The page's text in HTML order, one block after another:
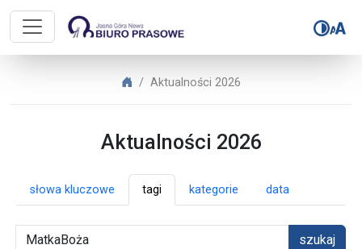
Biuro Prasowe Jasnej Góry –
Biuro Prasowe Jasnej Góry
Aktualności 2026
Aktualności 2026
słowa kluczowe tagi kategorie data
szukaj